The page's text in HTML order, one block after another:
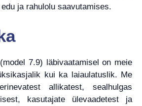
ja rahulolu saavutamises.
7.9) läbivaatamisel on meie
kui ka laiaulatuslik. Me
allikatest, sealhulgas
kasutajate ülevaadetest ja